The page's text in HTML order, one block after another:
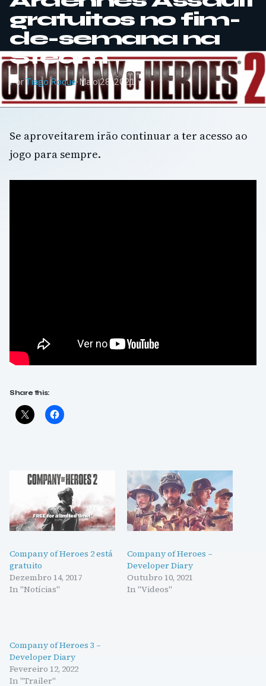
gratuitos no fim-
de-semana na
Steam
PorTiago Roque·Maio 28, 2021
Se aproveitarem irão continuar a ter acesso ao
jogo para sempre.
Share this:
Company of Heroes 2 está
gratuito
Dezembro 14, 2017
In "Notícias"
Company of Heroes –
Developer Diary
Outubro 10, 2021
In "Videos"
Company of Heroes 3 –
Developer Diary
Fevereiro 12, 2022
In "Trailer"